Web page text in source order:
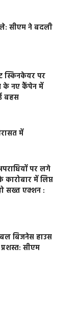
सीएम ने बदली
स्किनकेयर पर
के नए कैंपेन में
बहस
में
पर लगे
में लिप्त
सख्त एक्शन :
बिजनेस हाउस
सीएम